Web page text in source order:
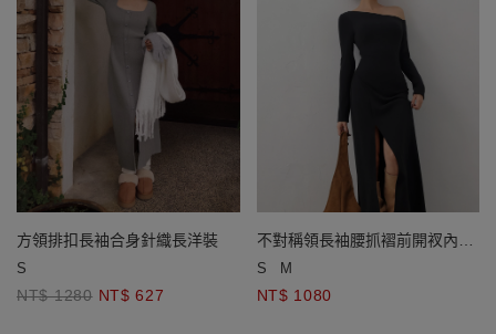
方領排扣長袖合身針織長洋裝
S
NT$ 1280 NT$ 627
不對稱領長袖腰抓褶前開衩內刷
毛BRA長洋裝
S M
NT$ 1080